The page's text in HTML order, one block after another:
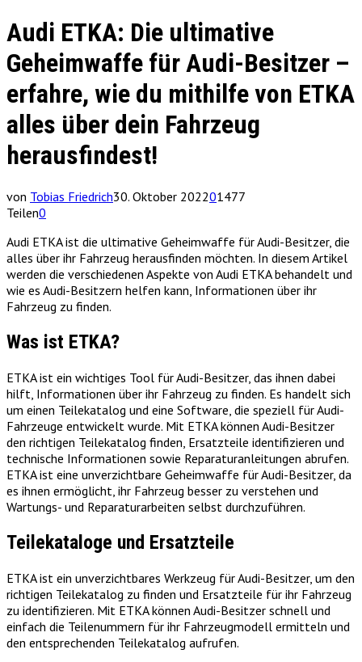
Audi ETKA: Die ultimative
Geheimwaffe für Audi-Besitzer –
erfahre, wie du mithilfe von ETKA
alles über dein Fahrzeug
herausfindest!
von Tobias Friedrich30. Oktober 202201477
Teilen0
Audi ETKA ist die ultimative Geheimwaffe für Audi-Besitzer, die
alles über ihr Fahrzeug herausfinden möchten. In diesem Artikel
werden die verschiedenen Aspekte von Audi ETKA behandelt und
wie es Audi-Besitzern helfen kann, Informationen über ihr
Fahrzeug zu finden.
Was ist ETKA?
ETKA ist ein wichtiges Tool für Audi-Besitzer, das ihnen dabei
hilft, Informationen über ihr Fahrzeug zu finden. Es handelt sich
um einen Teilekatalog und eine Software, die speziell für Audi-
Fahrzeuge entwickelt wurde. Mit ETKA können Audi-Besitzer
den richtigen Teilekatalog finden, Ersatzteile identifizieren und
technische Informationen sowie Reparaturanleitungen abrufen.
ETKA ist eine unverzichtbare Geheimwaffe für Audi-Besitzer, da
es ihnen ermöglicht, ihr Fahrzeug besser zu verstehen und
Wartungs- und Reparaturarbeiten selbst durchzuführen.
Teilekataloge und Ersatzteile
ETKA ist ein unverzichtbares Werkzeug für Audi-Besitzer, um den
richtigen Teilekatalog zu finden und Ersatzteile für ihr Fahrzeug
zu identifizieren. Mit ETKA können Audi-Besitzer schnell und
einfach die Teilenummern für ihr Fahrzeugmodell ermitteln und
den entsprechenden Teilekatalog aufrufen.